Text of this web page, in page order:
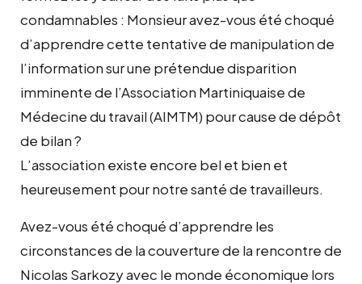
condamnables : Monsieur avez-vous été choqué
d’apprendre cette tentative de manipulation de
l’information sur une prétendue disparition
imminente de l’Association Martiniquaise de
Médecine du travail (AIMTM) pour cause de dépôt
de bilan ?
L’association existe encore bel et bien et
heureusement pour notre santé de travailleurs.
Avez-vous été choqué d’apprendre les
circonstances de la couverture de la rencontre de
Nicolas Sarkozy avec le monde économique lors